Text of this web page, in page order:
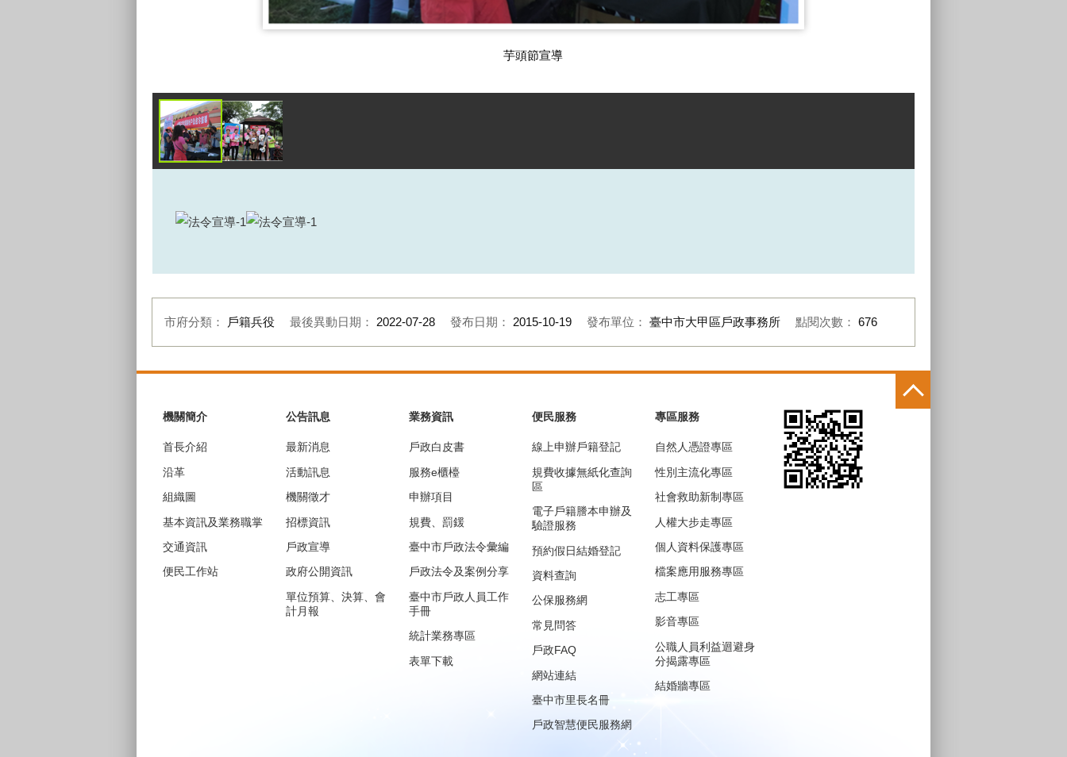
芋頭節宣導
市府分類： 戶籍兵役 最後異動日期： 2022-07-28 發布日期： 2015-10-19 發布單位： 臺中市大甲區戶政事務所 點閱次數： 676
機關簡介
首長介紹
沿革
組織圖
基本資訊及業務職掌
交通資訊
便民工作站
公告訊息
最新消息
活動訊息
機關徵才
招標資訊
戶政宣導
政府公開資訊
單位預算、決算、會
計月報
業務資訊
戶政白皮書
服務e櫃檯
申辦項目
規費、罰鍰
臺中市戶政法令彙編
戶政法令及案例分享
臺中市戶政人員工作
手冊
統計業務專區
表單下載
便民服務
線上申辦戶籍登記
規費收據無紙化查詢
區
電子戶籍謄本申辦及
驗證服務
預約假日結婚登記
資料查詢
公保服務網
常見問答
戶政FAQ
網站連結
臺中市里長名冊
戶政智慧便民服務網
專區服務
自然人憑證專區
性別主流化專區
社會救助新制專區
人權大步走專區
個人資料保護專區
檔案應用服務專區
志工專區
影音專區
公職人員利益迴避身
分揭露專區
結婚牆專區